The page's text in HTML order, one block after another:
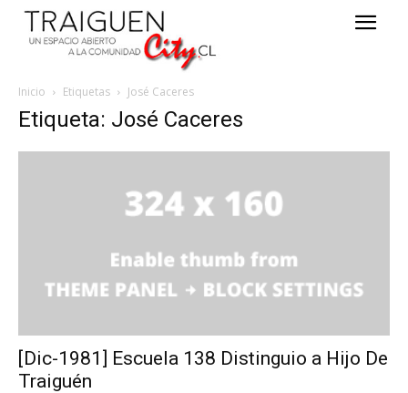
Inicio Etiquetas José Caceres
Etiqueta: José Caceres
[Dic-1981] Escuela 138 Distinguio a Hijo De
Traiguén